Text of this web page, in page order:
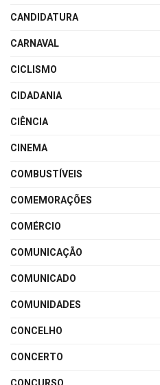
CANDIDATURA
CARNAVAL
CICLISMO
CIDADANIA
CIÊNCIA
CINEMA
COMBUSTÍVEIS
COMEMORAÇÕES
COMÉRCIO
COMUNICAÇÃO
COMUNICADO
COMUNIDADES
CONCELHO
CONCERTO